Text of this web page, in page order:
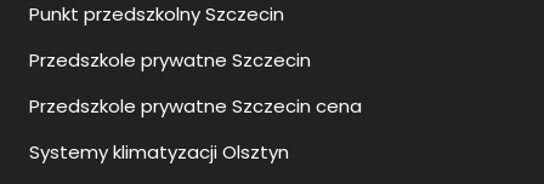
Punkt przedszkolny Szczecin
Przedszkole prywatne Szczecin
Przedszkole prywatne Szczecin cena
Systemy klimatyzacji Olsztyn